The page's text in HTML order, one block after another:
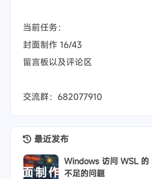
当前任务：
封面制作 16/43
留言板以及评论区
交流群：682077910
最近发布
Windows 访问 WSL 的
不足的问题